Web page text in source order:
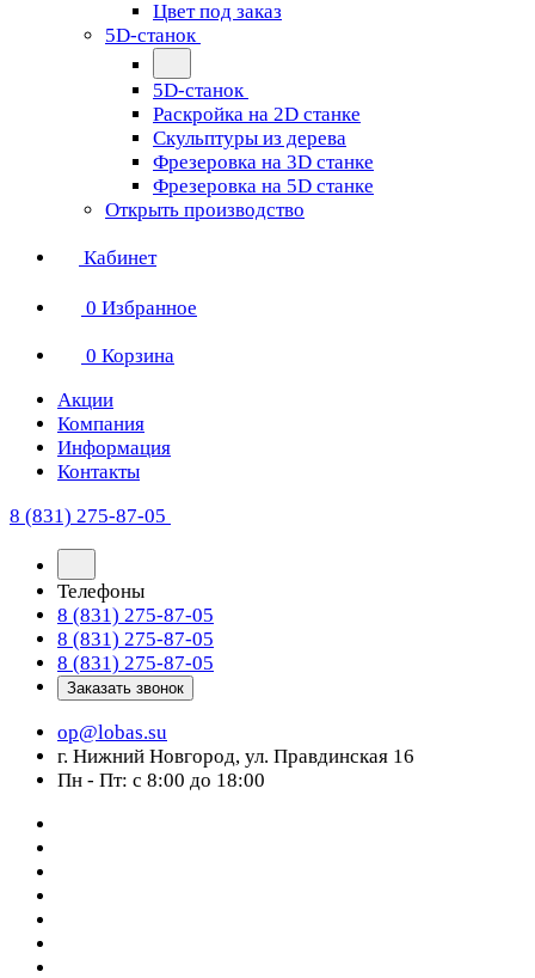
Цвет под заказ
5D-станок
5D-станок
Раскройка на 2D станке
Скульптуры из дерева
Фрезеровка на 3D станке
Фрезеровка на 5D станке
Открыть производство
Кабинет
0 Избранное
0 Корзина
Акции
Компания
Информация
Контакты
8 (831) 275-87-05
Телефоны
8 (831) 275-87-05
8 (831) 275-87-05
8 (831) 275-87-05
Заказать звонок
op@lobas.su
г. Нижний Новгород, ул. Правдинская 16
Пн - Пт: с 8:00 до 18:00